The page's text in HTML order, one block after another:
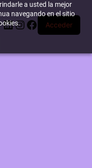
a usted la mejor
navegando en el sitio
LinkedIn
Instagram
Facebook
Acceder